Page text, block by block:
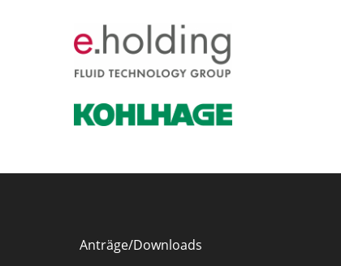
Anträge/Downloads